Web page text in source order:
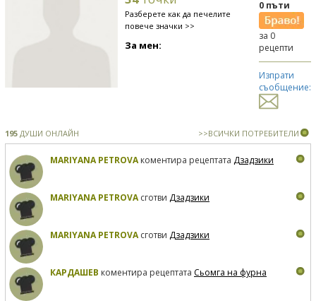
Разберете как да печелите
повече значки >>
За мен:
0 пъти
за 0
рецепти
Изпрати
съобщение:
195 ДУШИ ОНЛАЙН >>ВСИЧКИ ПОТРЕБИТЕЛИ
MARIYANA PETROVAкоментира рецептата Дзадзики
MARIYANA PETROVAсготви Дзадзики
MARIYANA PETROVAсготви Дзадзики
КАРДАШЕВ коментира рецептата Сьомга на фурна